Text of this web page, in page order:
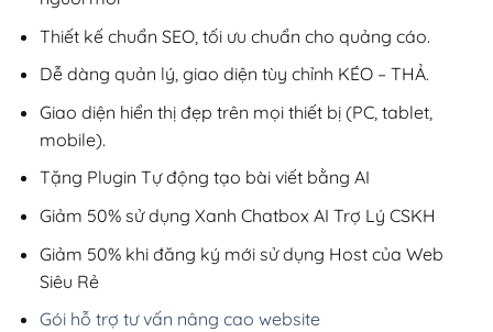
Thiết kế chuẩn SEO, tối ưu chuẩn cho quảng cáo.
Dễ dàng quản lý, giao diện tùy chỉnh KÉO – THẢ.
Giao diện hiển thị đẹp trên mọi thiết bị (PC, tablet,
mobile).
Tặng Plugin Tự động tạo bài viết bằng AI
Giảm 50% sử dụng Xanh Chatbox AI Trợ Lý CSKH
Giảm 50% khi đăng ký mới sử dụng Host của Web
Siêu Rẻ
Gói hỗ trợ tư vấn nâng cao website